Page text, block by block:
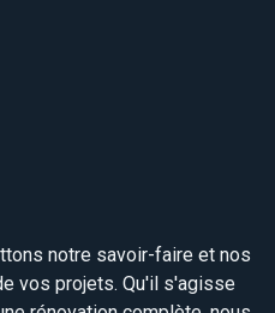
notre savoir-faire et nos
vos projets. Qu'il s'agisse